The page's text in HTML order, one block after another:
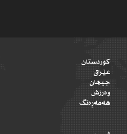
کوردستان
عێراق
جیهان
وەرزش
هەمەڕەنگ